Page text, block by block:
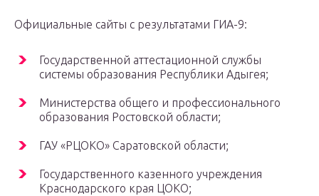
Официальные сайты с результатами ГИА-9:
Государственной аттестационной службы
системы образования Республики Адыгея;
Министерства общего и профессионального
образования Ростовской области;
ГАУ «РЦОКО» Саратовской области;
Государственного казенного учреждения
Краснодарского края ЦОКО;